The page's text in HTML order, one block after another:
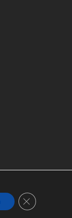
Close GDPR